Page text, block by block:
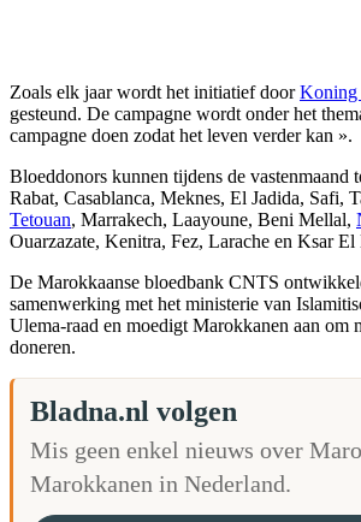
Zoals elk jaar wordt het initiatief doorKoning
gesteund. De campagne wordt onder het
campagne doen zodat het leven verder kan ».
Bloeddonors kunnen tijdens de vastenmaand
Rabat, Casablanca, Meknes, El Jadida, Safi,
Tetouan, Marrakech, Laayoune, Beni Mellal,
Ouarzazate, Kenitra, Fez, Larache en Ksar
De Marokkaanse bloedbank CNTS
samenwerking met het ministerie van
Ulema-raad en moedigt Marokkanen aan om
doneren.
Bladna.nl volgen
Mis geen enkel nieuws over
Marokkanen in Nederland.